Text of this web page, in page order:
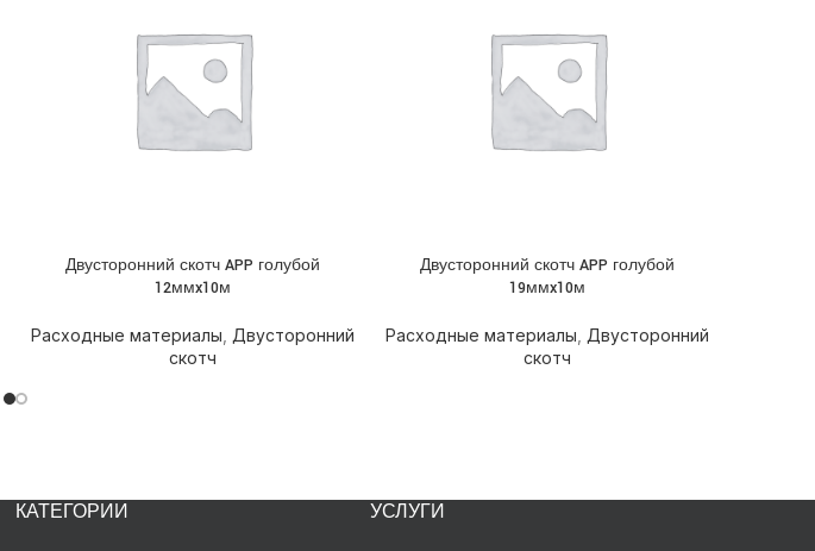
ПОДРОБНЕЕ
Двусторонний скотч APP голубой
12ммx10м
Расходные материалы Двусторонний
скотч
ПОДРОБНЕЕ
Двусторонний скотч APP голубой
19ммx10м
Расходные материалы Двусторонний
скотч
КАТЕГОРИИ УСЛУГИ